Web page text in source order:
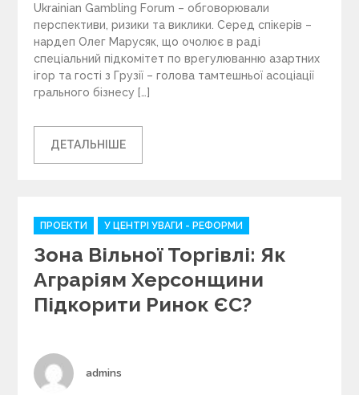
Ukrainian Gambling Forum – обговорювали
перспективи, ризики та виклики. Серед спікерів –
нардеп Олег Марусяк, що очолює в раді
спеціальний підкомітет по врегулюванню азартних
ігор та гості з Грузії – голова тамтешньої асоціації
грального бізнесу […]
ДЕТАЛЬНІШЕ
C
a
t
e
g
e
s
ПРОЕКТИ У ЦЕНТРІ УВАГИ - РЕФОРМИ
Зона Вільної Торгівлі: Як
Аграріям Херсонщини
Підкорити Ринок ЄС?
Author
admins